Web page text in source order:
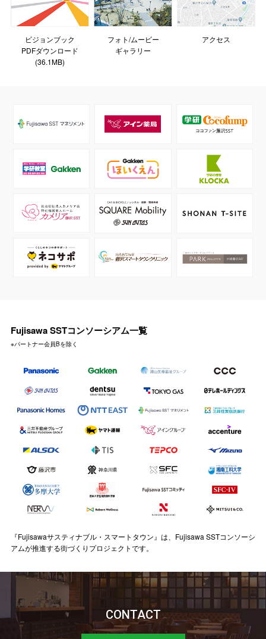
ビジョンブック
PDFダウンロード
(36.1MB)
フォト/ムービー
ギャラリー
アクセス
Fujisawa SSTコンソーシアム一覧
※パートナー会員Bを除く
『Fujisawaサスティナブル・スマートタウン』は、Fujisawa SSTコンソーシ
アムが推進する街づくりプロジェクトです。
CONTACT